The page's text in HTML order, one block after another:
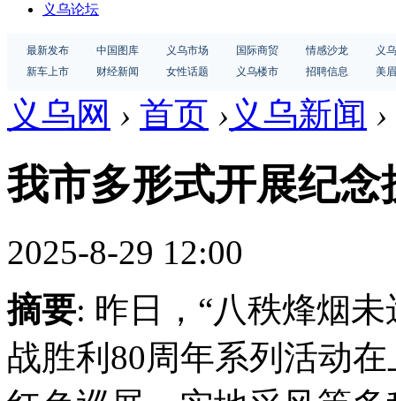
义乌论坛
最新发布 中国图库 义乌市场 国际商贸 情感沙龙
义
新车上市
财经新闻 女性话题 义乌楼市 招聘信息 美
义乌网 › 首页 › 义乌新闻 ›
我市多形式开展纪
2025-8-29 12:00
摘要: 昨日，“八秩烽烟
战胜利80周年系列活动